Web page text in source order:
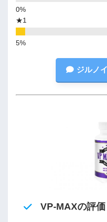
★1
ジルノ
VP-MAXの評価